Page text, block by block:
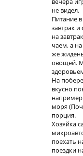
не видел.
Питание
завтрак
на
чаем, а
же
овощей.
На
вкусно
например
моря
порция.
Хозяйка
поехать
поездки